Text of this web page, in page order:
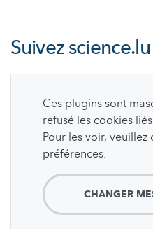
Suivezscience.lu
Ces plugins sont
refusé les cookies
Pour les voir, veuillez
préférences.
CHANGER